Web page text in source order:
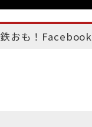
鉄おも！Facebook